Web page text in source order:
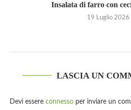
Insalata di farro con
19 Luglio 2026
LASCIA UN
Devi essere connesso per inviare un